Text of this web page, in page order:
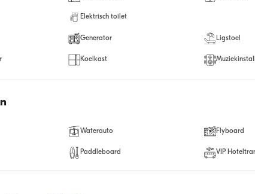
Elektrisch toilet
Generator Ligstoel
Koelkast
Waterauto Flyboard
Paddleboard VIP